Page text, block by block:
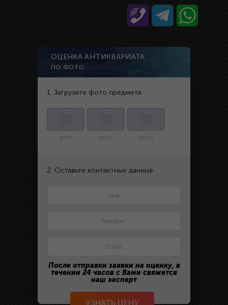
ОЦЕНКА АНТИКВАРИАТА
ПО ФОТО
1. Загрузите фото предмета
фото 1 фото 2 фото 3
2. Оставьте контактные данные
После отправки заявки на оценку, в
течении 24 часов с Вами свяжется
наш эксперт
УЗНАТЬ ЦЕНУ